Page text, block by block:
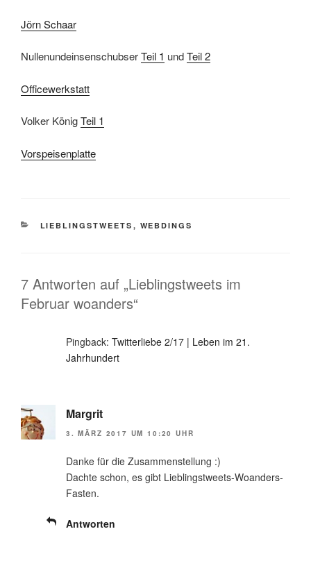
Jörn Schaar
NullenundeinsenschubserTeil 1 undTeil 2
Officewerkstatt
Volker KönigTeil 1
Vorspeisenplatte
KATEGORIEN
LIEBLINGSTWEETS , WEBDINGS
7 Antworten auf „Lieblingstweets im
Februar woanders“
Pingback: Twitterliebe 2/17 | Leben im 21.
Jahrhundert
Margrit
3. MÄRZ 2017 UM 10:20 UHR
Danke für die Zusammenstellung :)
Dachte schon, es gibt Lieblingstweets-Woanders-
Fasten.
Antworten